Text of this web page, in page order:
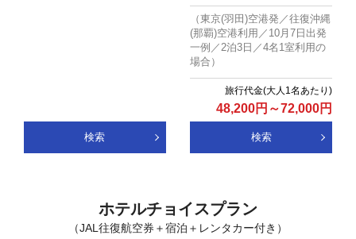
検索
48,200円 ～72,000円
（東京(羽田)空港発／往復沖縄
(那覇)空港利用／10月7日出発
一例／2泊3日／4名1室利用の
場合）
検索
ホテルチョイスプラン
（JAL往復航空券＋宿泊＋レンタカー付き）